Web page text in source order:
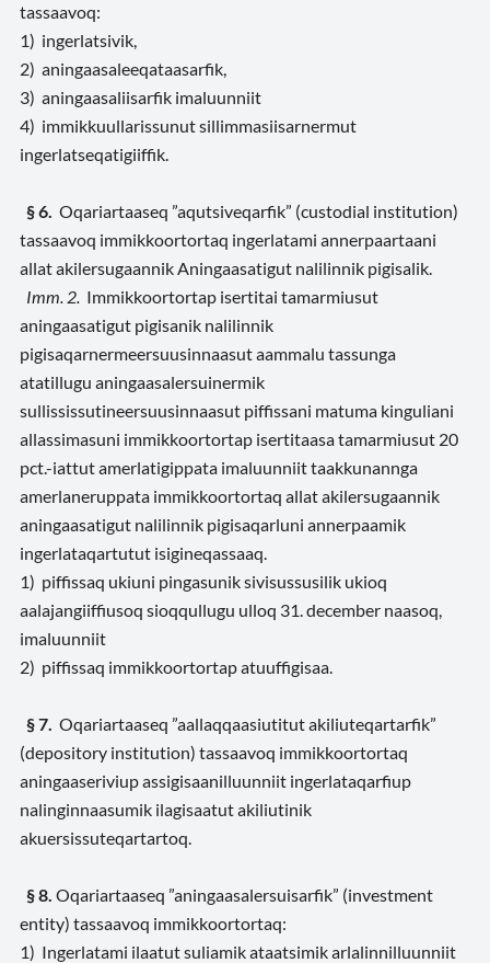
tassaavoq:
1) ingerlatsivik,
2) aningaasaleeqataasarfik,
3) aningaasaliisarfik imaluunniit
4) immikkuullarissunut sillimmasiisarnermut
ingerlatseqatigiiffik.
§ 6. Oqariartaaseq ”aqutsiveqarfik” (custodial institution)
tassaavoq immikkoortortaq ingerlatami annerpaartaani
allat akilersugaannik Aningaasatigut nalilinnik pigisalik.
Imm. 2. Immikkoortortap isertitai tamarmiusut
aningaasatigut pigisanik nalilinnik
pigisaqarnermeersuusinnaasut aammalu tassunga
atatillugu aningaasalersuinermik
sullississutineersuusinnaasut piffissani matuma kinguliani
allassimasuni immikkoortortap isertitaasa tamarmiusut 20
pct.-iattut amerlatigippata imaluunniit taakkunannga
amerlaneruppata immikkoortortaq allat akilersugaannik
aningaasatigut nalilinnik pigisaqarluni annerpaamik
ingerlataqartutut isigineqassaaq.
1) piffissaq ukiuni pingasunik sivisussusilik ukioq
aalajangiiffiusoq sioqqullugu ulloq 31. december naasoq,
imaluunniit
2) piffissaq immikkoortortap atuuffigisaa.
§ 7. Oqariartaaseq ”aallaqqaasiutitut akiliuteqartarfik”
(depository institution) tassaavoq immikkoortortaq
aningaaseriviup assigisaanilluunniit ingerlataqarfiup
nalinginnaasumik ilagisaatut akiliutinik
akuersissuteqartartoq.
§ 8. Oqariartaaseq ”aningaasalersuisarfik” (investment
entity) tassaavoq immikkoortortaq:
1) Ingerlatami ilaatut suliamik ataatsimik arlalinnilluunniit